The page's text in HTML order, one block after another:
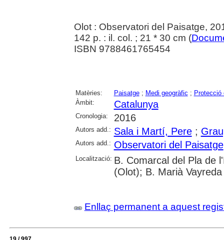
Olot : Observatori del Paisatge,
142 p. : il. col. ; 21 * 30 cm (
ISBN 9788461765454
Matèries: Paisatge; Medi geogràfic ; Protecció
Àmbit:
Catalunya
Cronologia: 2016
Autors add.: Sala i Martí, Pere;
Autors add.: Observatori del Paisatge
Localització: B. Comarcal del Pla de
(Olot); B. Marià
Enllaç permanent a aquest